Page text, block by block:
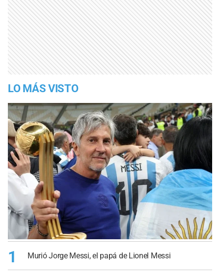
LO MÁS VISTO
1 Murió Jorge Messi, el papá de Lionel Messi